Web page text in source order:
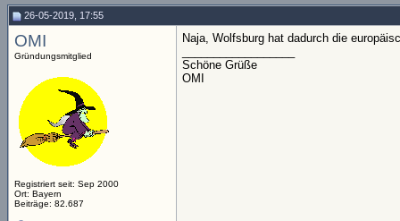
26-05-2019, 17:55
OMI
Gründungsmitglied
Registriert seit: Sep 2000
Ort: Bayern
Beiträge: 82.687
Naja, Wolfsburg hat dadurch die
Schöne Grüße
OMI